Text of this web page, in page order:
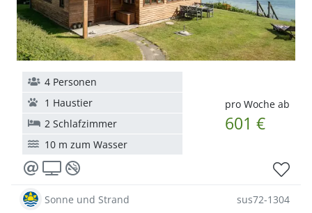
pro Woche ab
601 €
4 Personen
1 Haustier
2 Schlafzimmer
10 m zum Wasser
Sonne und Strand sus72-1304